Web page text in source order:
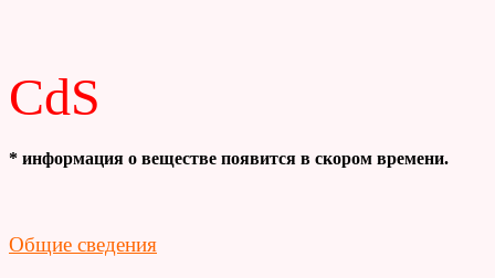
CdS
* информация о веществе появится в скором времени.
Общие сведения